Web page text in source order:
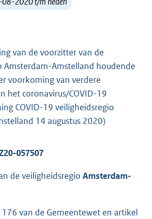
van de voorzitter van de
Amsterdam-Amstelland houdende
voorkoming van verdere
het coronavirus/COVID-19
COVID-19 veiligheidsregio
14 augustus 2020)
057507
de veiligheidsregio Amsterdam-
van de Gemeentewet en artikel